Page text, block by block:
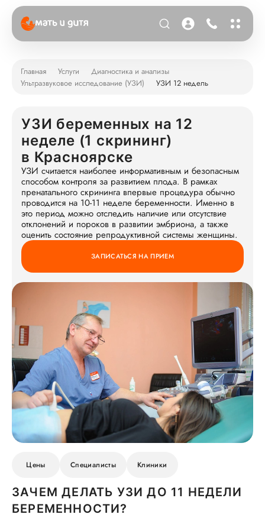
Главная Услуги
Диагностика и анализы
Ультразвуковое исследование (УЗИ)
УЗИ 12 недель
УЗИ беременных на 12
неделе (1 скрининг)
в Красноярске
УЗИ считается наиболее информативным и безопасным
способом контроля за развитием плода. В рамках
пренатального скрининга впервые процедура обычно
проводится на 10-11 неделе беременности. Именно в
это период можно отследить наличие или отсутствие
отклонений и пороков в развитии эмбриона, а также
оценить состояние репродуктивной системы женщины.
ЗАПИСАТЬСЯ НА ПРИЕМ
Цены Специалисты Клиники
ЗАЧЕМ ДЕЛАТЬ УЗИ ДО 11 НЕДЕЛИ
БЕРЕМЕННОСТИ?